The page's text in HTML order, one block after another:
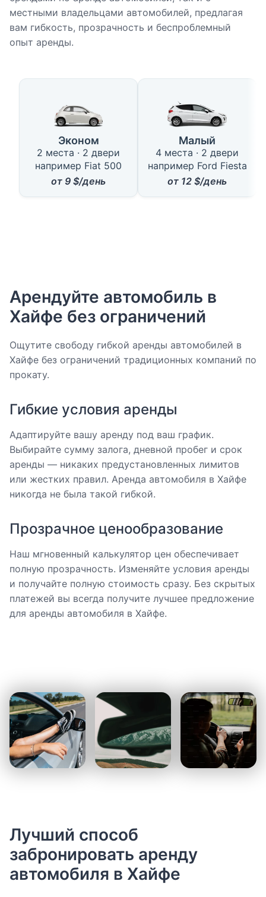
местными владельцами автомобилей, предлагая
вам гибкость, прозрачность и беспроблемный
опыт аренды.
Доступные типы
Эконом
2 места · 2 двери
например Fiat 500
от 9 $/день
Малый
4 места · 2 двери
например Ford Fiesta
от 12 $/день
Арендуйте автомобиль в
Хайфе без ограничений
Ощутите свободу гибкой аренды автомобилей в
Хайфе без ограничений традиционных компаний по
прокату.
Гибкие условия аренды
Адаптируйте вашу аренду под ваш график.
Выбирайте сумму залога, дневной пробег и срок
аренды — никаких предустановленных лимитов
или жестких правил. Аренда автомобиля в Хайфе
никогда не была такой гибкой.
Прозрачное ценообразование
Наш мгновенный калькулятор цен обеспечивает
полную прозрачность. Изменяйте условия аренды
и получайте полную стоимость сразу. Без скрытых
платежей вы всегда получите лучшее предложение
для аренды автомобиля в Хайфе.
Лучший способ
забронировать аренду
автомобиля в Хайфе